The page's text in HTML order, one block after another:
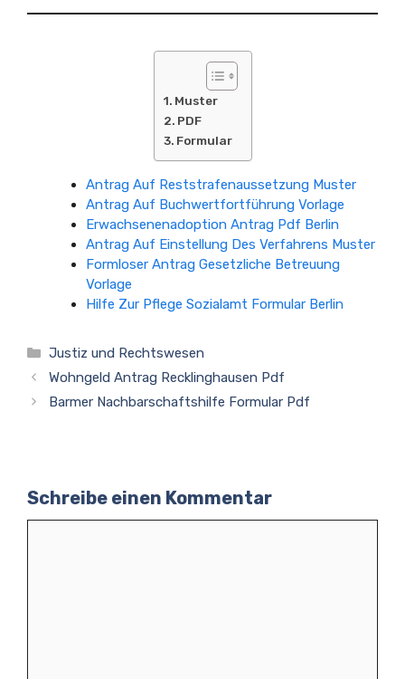
Muster
PDF
Formular
Antrag Auf Reststrafenaussetzung Muster
Antrag Auf Buchwertfortführung Vorlage
Erwachsenenadoption Antrag Pdf Berlin
Antrag Auf Einstellung Des Verfahrens Muster
Formloser Antrag Gesetzliche Betreuung
Vorlage
Hilfe Zur Pflege Sozialamt Formular Berlin
Kategorien
Justiz und Rechtswesen
Wohngeld Antrag Recklinghausen Pdf
Barmer Nachbarschaftshilfe Formular Pdf
Schreibe einen Kommentar